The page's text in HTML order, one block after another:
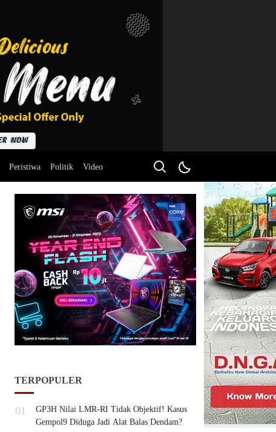
Peristiwa Politik Video
TERPOPULER
01
GP3H Nilai LMR-RI Tidak Objektif! Kasus
Gempol9 Diduga Jadi Alat Balas Dendam?